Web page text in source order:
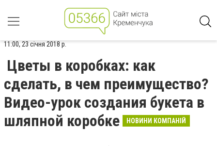
11:00, 23 січня 2018 р.
Цветы в коробках: как
сделать, в чем преимущество?
Видео-урок создания букета в
шляпной коробке
НОВИНИ КОМПАНІЙ